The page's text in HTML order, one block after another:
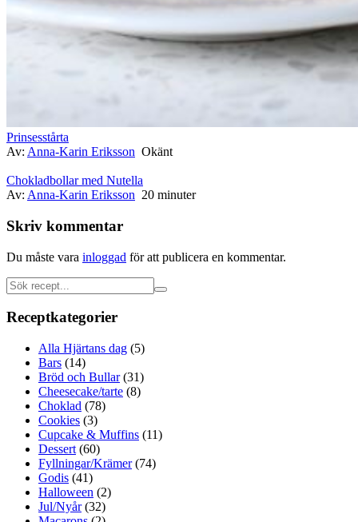
Prinsesstårta
Av: Anna-Karin Eriksson Okänt
Chokladbollar med Nutella
Av: Anna-Karin Eriksson 20 minuter
Skriv kommentar
Du måste vara inloggad för att publicera en kommentar.
Receptkategorier
Alla Hjärtans dag (5)
Bars (14)
Bröd och Bullar(31)
Cheesecake/tarte (8)
Choklad (78)
Cookies (3)
Cupcake & Muffins (11)
Dessert (60)
Fyllningar/Krämer(74)
Godis (41)
Halloween (2)
Jul/Nyår(32)